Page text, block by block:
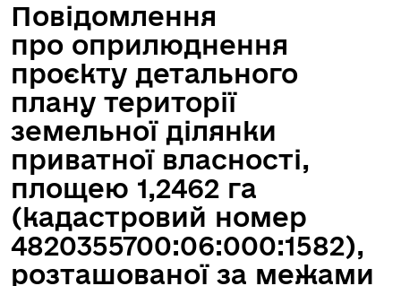
Повідомлення
про оприлюднення
проєкту детального
плану території
земельної ділянки
приватної власності,
площею 1,2462 га
(кадастровий номер
4820355700:06:000:1582),
розташованої за межами